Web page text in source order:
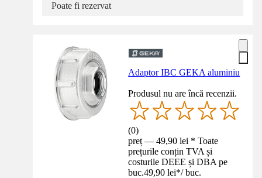
Poate fi rezervat
Adaptor IBC GEKA aluminiu
Produsul nu are încă recenzii.
(0)
preț — 49,90 lei * Toate
prețurile conțin TVA și
costurile DEEE și DBA pe
buc.49,90 lei*/ buc.